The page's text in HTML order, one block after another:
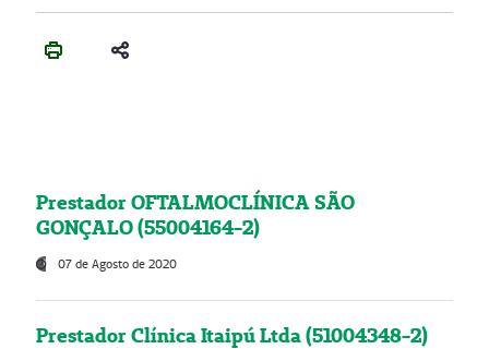
Prestador OFTALMOCLÍNICA SÃO
GONÇALO (55004164-2)
07 de Agosto de 2020
Prestador Clínica Itaipú Ltda (51004348-2)